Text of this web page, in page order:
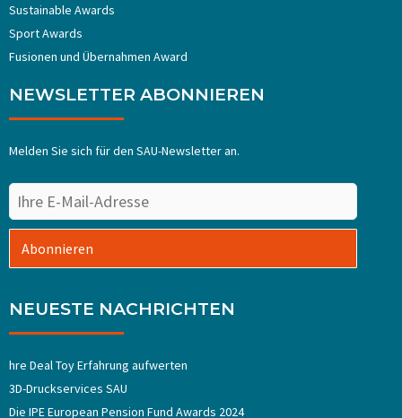
Sustainable Awards
Sport Awards
Fusionen und Übernahmen Award
NEWSLETTER ABONNIEREN
Melden Sie sich für den SAU-Newsletter an.
Abonnieren
NEUESTE NACHRICHTEN
hre Deal Toy Erfahrung aufwerten
3D-Druckservices SAU
Die IPE European Pension Fund Awards 2024